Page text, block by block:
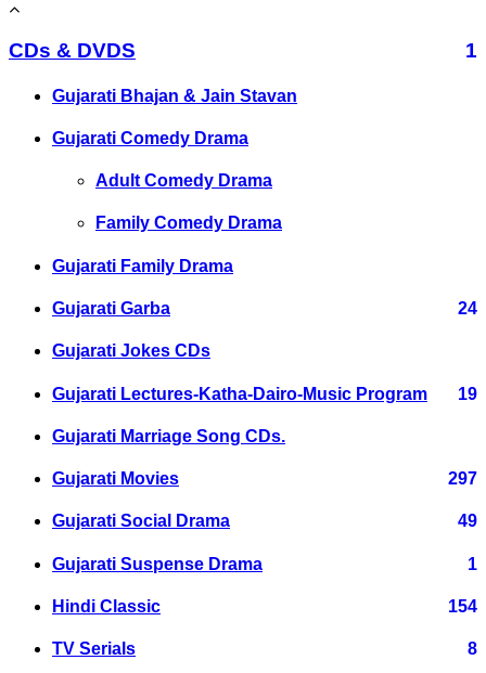
CDs & DVDS 1
Gujarati Bhajan & Jain Stavan
Gujarati Comedy Drama
Adult Comedy Drama
Family Comedy Drama
Gujarati Family Drama
Gujarati Garba 24
Gujarati Jokes CDs
Gujarati Lectures-Katha-Dairo-Music Program 19
Gujarati Marriage Song CDs.
Gujarati Movies 297
Gujarati Social Drama 49
Gujarati Suspense Drama 1
Hindi Classic 154
TV Serials 8